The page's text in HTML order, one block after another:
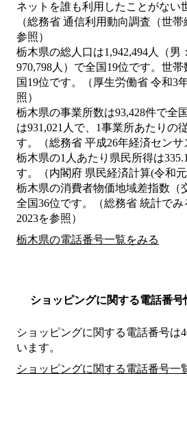
ネットを誰も利用したことがない
（総務省 通信利用動向調査（世
参照）
栃木県の総人口は1,942,494人（男
970,798人）で全国19位です。世帯
国19位です。（厚生労働省 令和3
照）
栃木県の事業所数は93,428件で全
は931,021人で、1事業所あたりの
す。（総務省 平成26年経済センサ
栃木県の1人あたり県民所得は
す。（内閣府 県民経済計算(令和元
栃木県の消費者物価地域差指数（
全国36位です。（総務省 統計で
2023を参照）
栃木県の電話番号一覧をみる
ショッピングに関する電話番号
ショッピングに関する電話番号は
います。
ショッピングに関する電話番号一